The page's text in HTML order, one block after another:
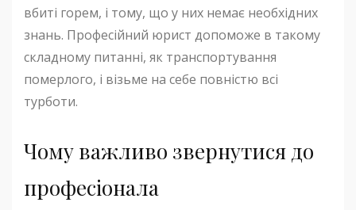
вбиті горем, і тому, що у них немає необхідних
знань. Професійний юрист допоможе в такому
складному питанні, як транспортування
померлого, і візьме на себе повністю всі
турботи.
Чому важливо звернутися до
професіонала